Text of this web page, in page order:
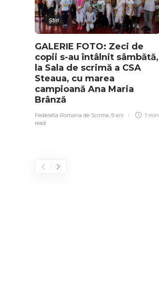
Știri
GALERIE FOTO: Zeci de
copii s-au întâlnit sâmbătă,
la Sala de scrimă a CSA
Steaua, cu marea
campioană Ana Maria
Brânză
Federatia Romana de Scrima, 9 ani
1 min
read